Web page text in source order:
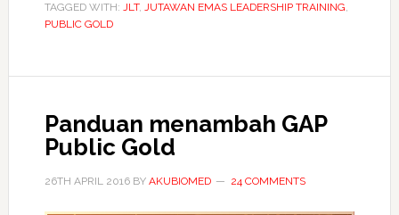
Training
baru
TAGGED WITH: JLT, JUTAWAN EMAS LEADERSHIP TRAINING,
PUBLIC GOLD
Panduan menambah GAP
Public Gold
26TH APRIL 2016BY AKUBIOMED 24 COMMENTS